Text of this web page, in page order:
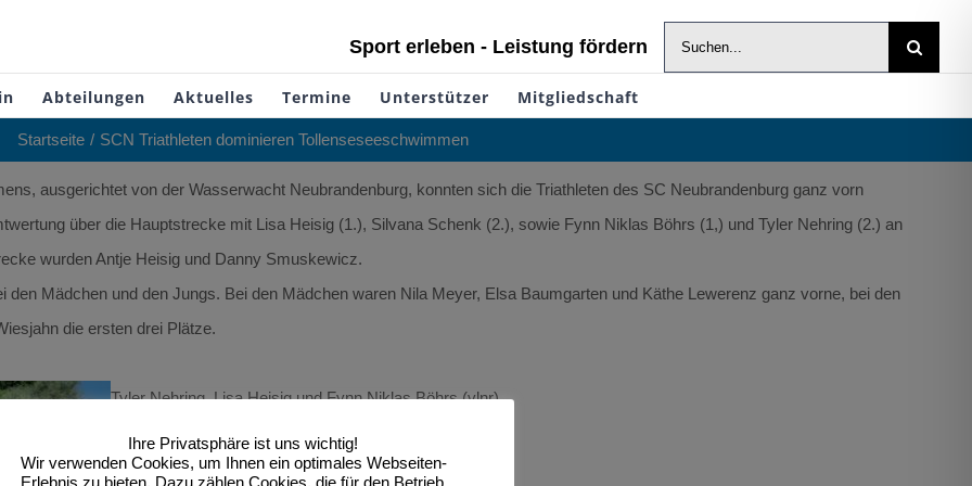
Sport erleben - Leistung fördern
Suche
nach:
Abteilungen Aktuelles Termine Unterstützer Mitgliedschaft
Startseite SCN Triathleten dominieren Tollenseseeschwimmen
ausgerichtet von der Wasserwacht Neubrandenburg, konnten sich die Triathleten des SC Neubrandenburg ganz vorn
über die Hauptstrecke mit Lisa Heisig (1.), Silvana Schenk (2.), sowie Fynn Niklas Böhrs (1,) und Tyler Nehring (2.) an
wurden Antje Heisig und Danny Smuskewicz.
Mädchen und den Jungs. Bei den Mädchen waren Nila Meyer, Elsa Baumgarten und Käthe Lewerenz ganz vorne, bei den
die ersten drei Plätze.
Tyler Nehring, Lisa Heisig und Fynn Niklas Böhrs (vlnr)
Ihre Privatsphäre ist uns wichtig!
Wir verwenden Cookies, um Ihnen ein optimales Webseiten-
Erlebnis zu bieten. Dazu zählen Cookies, die für den Betrieb